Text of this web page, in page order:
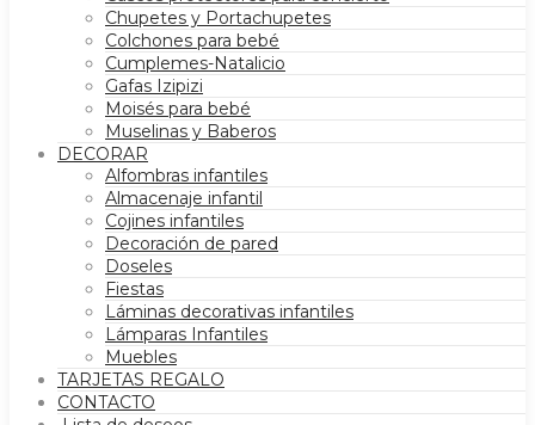
Chupetes y Portachupetes
Colchones para bebé
Cumplemes-Natalicio
Gafas Izipizi
Moisés para bebé
Muselinas y Baberos
DECORAR
Alfombras infantiles
Almacenaje infantil
Cojines infantiles
Decoración de pared
Doseles
Fiestas
Láminas decorativas infantiles
Lámparas Infantiles
Muebles
TARJETAS REGALO
CONTACTO